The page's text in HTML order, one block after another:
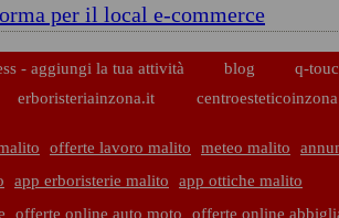
per il local e-commerce
- aggiungi la tua attività blog
q-
erboristeriainzona.it
offerte lavoro malito meteo malito
app erboristerie malito
app ottiche malito
offerte online auto moto offerte online